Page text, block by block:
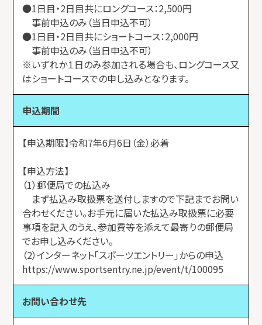
●1日目・2日目共にロングコース：2,500円
事前申込のみ（当日申込不可）
●1日目・2日目共にショートコース：2,000円
事前申込のみ（当日申込不可）
※いずれか１日のみ参加される場合も、ロングコース又
はショートコースでの申し込みとなります。
申込期間
【申込期限】令和7年6月6日（金）必着
【申込方法】
（1）郵便局での払込み
まず払込み取扱票を送付しますので下記までお問い
合わせください。お手元に届いた払込み取扱票に必要
事項を記入のうえ、参加費等を添えて最寄りの郵便局
でお申し込みください。
（2）インターネット「スポーツエントリー」からの申込
https://www.sportsentry.ne.jp/event/t/100095
お問い合わせ先